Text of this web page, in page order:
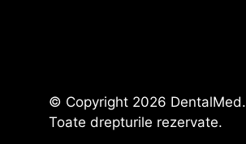
© Copyright 2026 DentalMed.
Toate drepturile rezervate.